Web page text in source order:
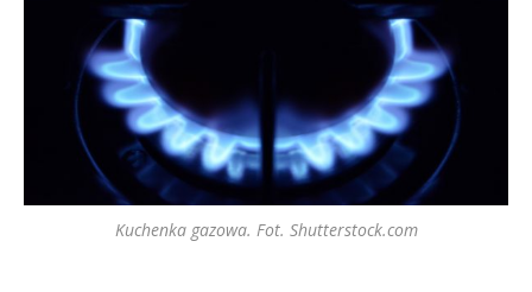
Kuchenka gazowa. Fot. Shutterstock.com